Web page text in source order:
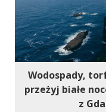
Wodospady,
przeżyj białe
z